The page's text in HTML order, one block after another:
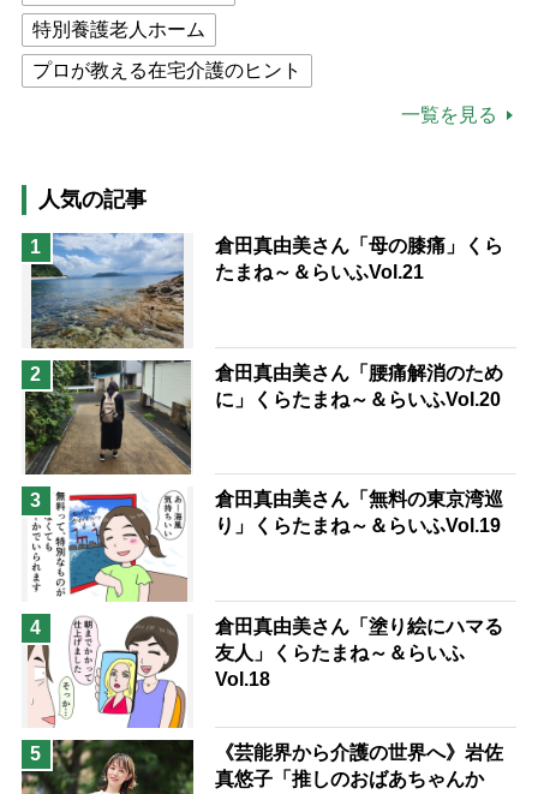
特別養護老人ホーム
プロが教える在宅介護のヒント
猫が母になつきません
息子の遠距離介護サバイバル術
兄がボケました
便利なサービス
予防法
一覧を見る
人気の記事
1
倉田真由美さん「母の膝痛」くら
たまね～＆らいふVol.21
2
倉田真由美さん「腰痛解消のため
に」くらたまね～＆らいふVol.20
3
倉田真由美さん「無料の東京湾巡
り」くらたまね～＆らいふVol.19
4
倉田真由美さん「塗り絵にハマる
友人」くらたまね～＆らいふ
Vol.18
5
《芸能界から介護の世界へ》岩佐
真悠子「推しのおばあちゃんか